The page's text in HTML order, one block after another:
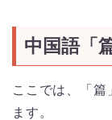
中国語「
ここでは、「篇
ます。